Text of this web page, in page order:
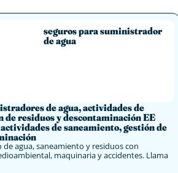
seguros para suministrador
de agua
de agua, actividades de
de residuos y descontaminación EE
de saneamiento, gestión de
agua, saneamiento y residuos con
maquinaria y accidentes. Llama